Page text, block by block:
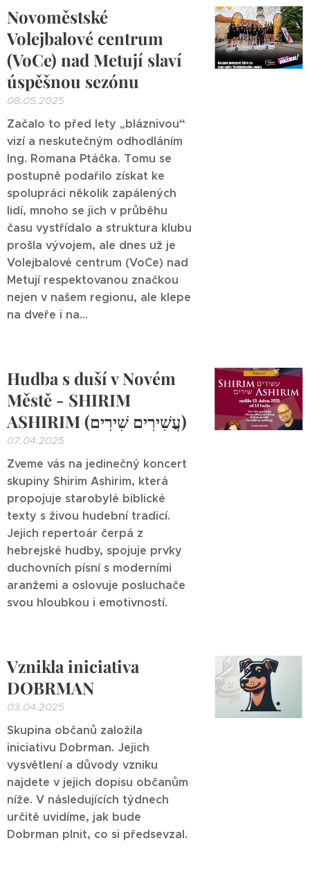
Novoměstské
Volejbalové centrum
(VoCe) nad Metují slaví
úspěšnou sezónu
08.05.2025
Začalo to před lety „bláznivou“
vizí a neskutečným odhodláním
Ing. Romana Ptáčka. Tomu se
postupně podařilo získat ke
spolupráci několik zapálených
lidí, mnoho se jich v průběhu
času vystřídalo a struktura klubu
prošla vývojem, ale dnes už je
Volejbalové centrum (VoCe) nad
Metují respektovanou značkou
nejen v našem regionu, ale klepe
na dveře i na...
Hudba s duší v Novém
Městě - SHIRIM
ASHIRIM (עֲשִׁירִים שִׁירִים)
07.04.2025
Zveme vás na jedinečný koncert
skupiny Shirim Ashirim, která
propojuje starobylé biblické
texty s živou hudební tradicí.
Jejich repertoár čerpá z
hebrejské hudby, spojuje prvky
duchovních písní s moderními
aranžemi a oslovuje posluchače
svou hloubkou i emotivností.
Vznikla iniciativa
DOBRMAN
03.04.2025
Skupina občanů založila
iniciativu Dobrman. Jejich
vysvětlení a důvody vzniku
najdete v jejich dopisu občanům
níže. V následujících týdnech
určitě uvidíme, jak bude
Dobrman plnit, co si předsevzal.